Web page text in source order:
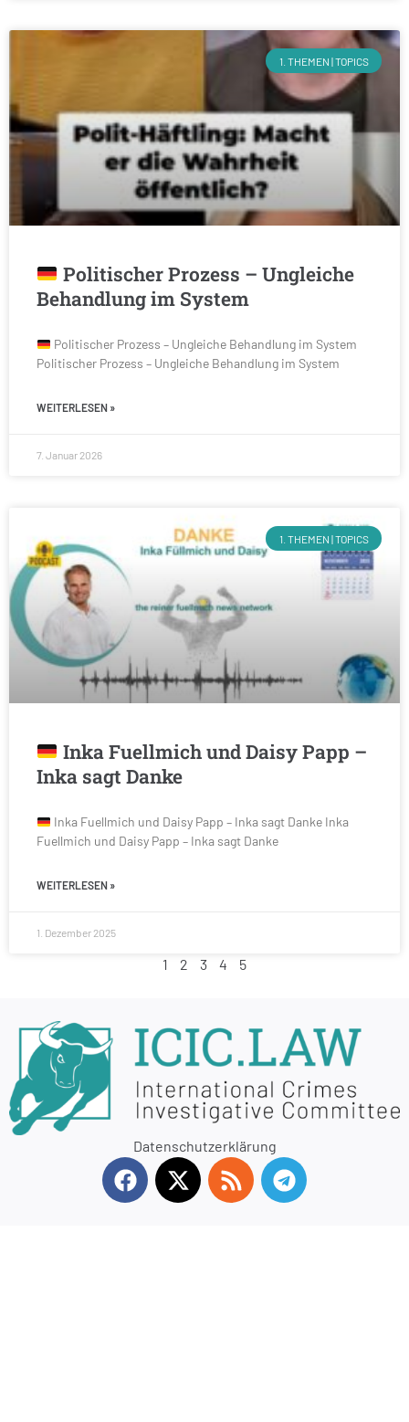
1. THEMEN | TOPICS
Politischer Prozess – Ungleiche
Behandlung im System
Politischer Prozess – Ungleiche Behandlung im System
Politischer Prozess – Ungleiche Behandlung im System
WEITERLESEN »
7. Januar 2026
1. THEMEN | TOPICS
Inka Fuellmich und Daisy Papp –
Inka sagt Danke
Inka Fuellmich und Daisy Papp – Inka sagt Danke Inka
Fuellmich und Daisy Papp – Inka sagt Danke
WEITERLESEN »
1. Dezember 2025
1 2 3 4 5
Datenschutzerklärung